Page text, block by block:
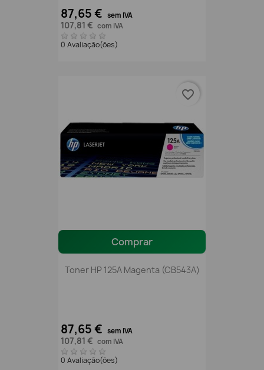
87,65 € sem IVA
107,81 € com IVA
0 Avaliação(ões)
Comprar
Toner HP 125A Magenta (CB543A)
87,65 € sem IVA
107,81 € com IVA
0 Avaliação(ões)
favorite_border